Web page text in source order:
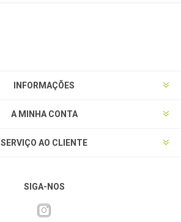
INFORMAÇÕES
A MINHA CONTA
SERVIÇO AO CLIENTE
SIGA-NOS